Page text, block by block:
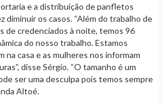
e a distribuição de panfletos
diminuir os casos. “Além do trabalho de
de credenciados à noite, temos 96
do nosso trabalho. Estamos
na casa e as mulheres nos informam
disse Sérgio. “O tamanho é um
ser uma desculpa pois temos sempre
Altoé.